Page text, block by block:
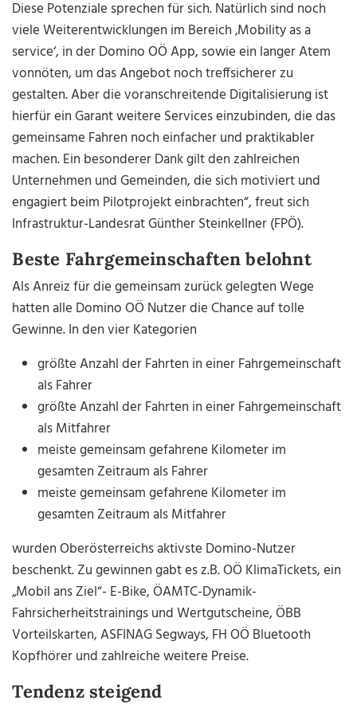
Diese Potenziale sprechen für sich. Natürlich sind noch
viele Weiterentwicklungen im Bereich ‚Mobility as a
service‘, in der Domino OÖ App, sowie ein langer Atem
vonnöten, um das Angebot noch treffsicherer zu
gestalten. Aber die voranschreitende Digitalisierung ist
hierfür ein Garant weitere Services einzubinden, die das
gemeinsame Fahren noch einfacher und praktikabler
machen. Ein besonderer Dank gilt den zahlreichen
Unternehmen und Gemeinden, die sich motiviert und
engagiert beim Pilotprojekt einbrachten“, freut sich
Infrastruktur-Landesrat Günther Steinkellner (FPÖ).
Beste Fahrgemeinschaften belohnt
Als Anreiz für die gemeinsam zurück gelegten Wege
hatten alle Domino OÖ Nutzer die Chance auf tolle
Gewinne. In den vier Kategorien
größte Anzahl der Fahrten in einer Fahrgemeinschaft
als Fahrer
größte Anzahl der Fahrten in einer Fahrgemeinschaft
als Mitfahrer
meiste gemeinsam gefahrene Kilometer im
gesamten Zeitraum als Fahrer
meiste gemeinsam gefahrene Kilometer im
gesamten Zeitraum als Mitfahrer
wurden Oberösterreichs aktivste Domino-Nutzer
beschenkt. Zu gewinnen gabt es z.B. OÖ KlimaTickets, ein
„Mobil ans Ziel“- E-Bike, ÖAMTC-Dynamik-
Fahrsicherheitstrainings und Wertgutscheine, ÖBB
Vorteilskarten, ASFINAG Segways, FH OÖ Bluetooth
Kopfhörer und zahlreiche weitere Preise.
Tendenz steigend